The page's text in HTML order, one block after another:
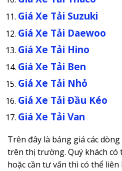
Giá Xe Tải Suzuki
Giá Xe Tải Daewoo
Giá Xe Tải Hino
Giá Xe Tải Ben
Giá Xe Tải Nhỏ
Giá Xe Tải Đầu Kéo
Giá Xe Tải Van
Trên đây là bảng giá các
trên thị trường. Quý khách có
hoặc cần tư vấn thì có thể